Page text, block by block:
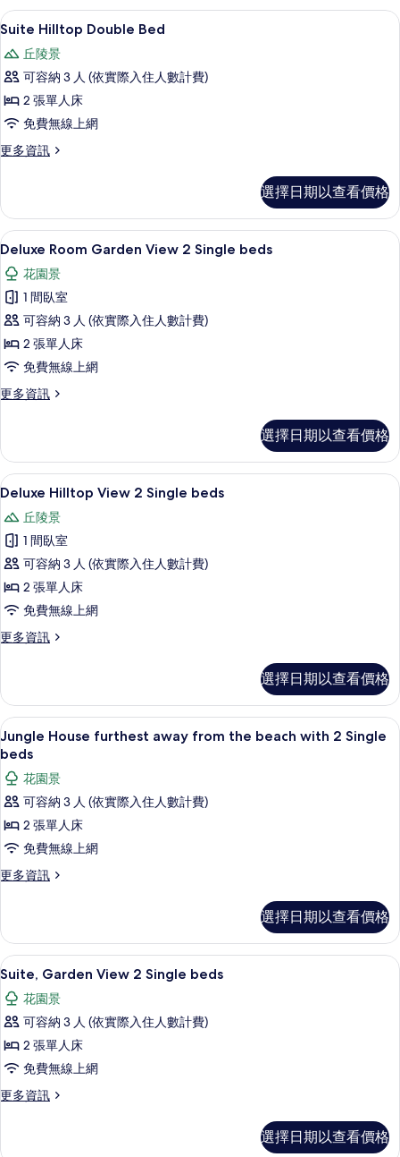
的
所
有
相
片
away
from
beach
with
Bed
的
情
顯
示
Suite
Hilltop
Double
Bed
的
相
片
Suite Hilltop
5
Suite Hilltop Double Bed
丘陵景
可容納 3 人 (依實際入住人數計費)
2 張單人床
免費無線上網
更多資訊
更
Double
Bed
的
詳
情
選擇日期以查看價格
顯
示
Deluxe
Room
Garden
View
2
Single
所
有
相
片
客房內保險箱、免費無線上網、獨特
5
Deluxe Room Garden View 2 Single beds
花園景
1 間臥室
可容納 3 人 (依實際入住人數計費)
2 張單人床
免費無線上網
更多資訊
更
Garden
View
2
beds
的
詳
情
選擇日期以查看價格
顯
示
Deluxe
Hilltop
View
2
Single
beds
有
相
片
5
Deluxe Hilltop View 2 Single beds
丘陵景
1 間臥室
可容納 3 人 (依實際入住人數計費)
2 張單人床
免費無線上網
更多資訊
更
View
Single
beds
詳
情
選擇日期以查看價格
顯
示
Jungle
House
furthest
away
from
the
2
Single
beds
的
所
有
相
片
10
Jungle House furthest away from the beach with 2 Single
beds
花園景
可容納 3 人 (依實際入住人數計費)
2 張單人床
免費無線上網
更多資訊
更
furthest
away
from
the
beach
with
Single
beds
詳
選擇日期以查看價格
顯
示
Suite,
Garden
View
2
Single
Suite,
6
Suite, Garden View 2 Single beds
花園景
可容納 3 人 (依實際入住人數計費)
2 張單人床
免費無線上網
更多資訊
更
選擇日期以查看價格